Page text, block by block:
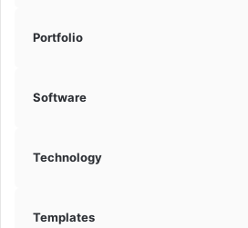
Portfolio
Software
Technology
Templates